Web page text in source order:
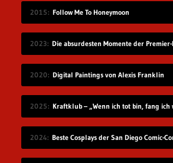
2015 Follow Me To Honeymoon
2023
2020 Digital Paintings von Alexis Franklin
2025
2024 Beste Cosplays der San Diego Comic-